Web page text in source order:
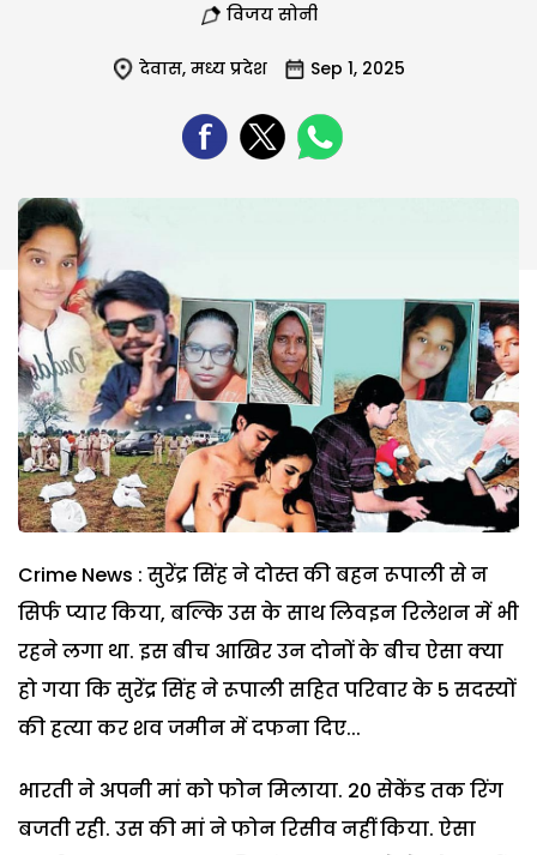
विजय सोनी
देवास, मध्य प्रदेश Sep 1, 2025
Crime News : सुरेंद्र सिंह ने दोस्त की बहन रूपाली से न
सिर्फ प्यार किया, बल्कि उस के साथ लिवइन रिलेशन में भी
रहने लगा था. इस बीच आखिर उन दोनों के बीच ऐसा क्या
हो गया कि सुरेंद्र सिंह ने रूपाली सहित परिवार के 5 सदस्यों
की हत्या कर शव जमीन में दफना दिए...
भारती ने अपनी मां को फोन मिलाया. 20 सेकेंड तक रिंग
बजती रही. उस की मां ने फोन रिसीव नहीं किया. ऐसा